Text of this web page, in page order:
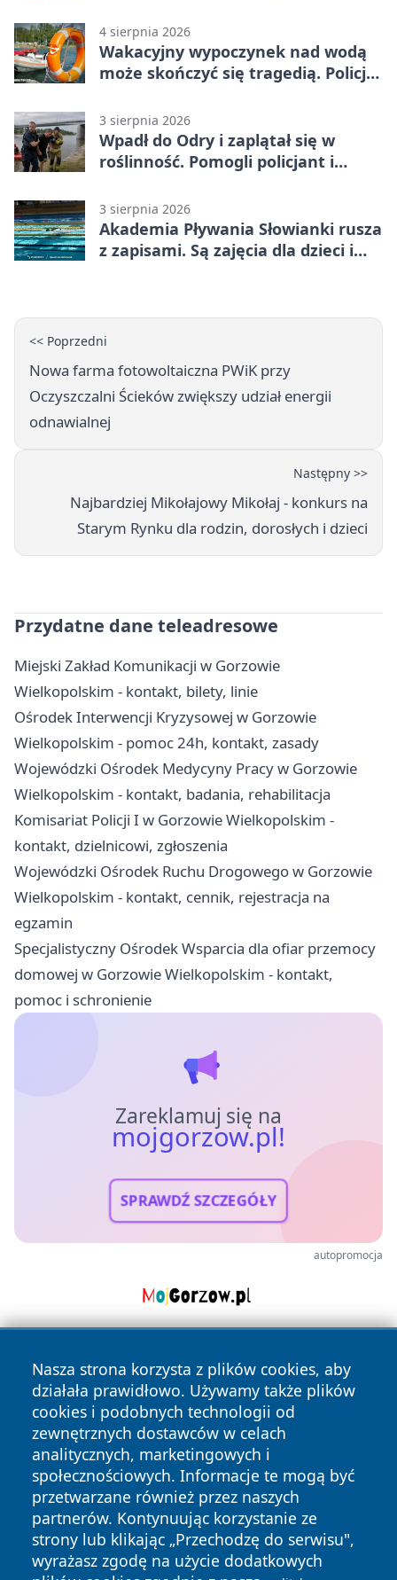
4 sierpnia 2026
Wakacyjny wypoczynek nad wodą
może skończyć się tragedią. Policja
3 sierpnia 2026
Wpadł do Odry i zaplątał się w
roślinność. Pomogli policjant i
3 sierpnia 2026
Akademia Pływania Słowianki rusza
z zapisami. Są zajęcia dla dzieci i
<< Poprzedni
Nowa farma fotowoltaiczna PWiK przy
Oczyszczalni Ścieków zwiększy udział energii
odnawialnej
Następny >>
Najbardziej Mikołajowy Mikołaj - konkurs na
Starym Rynku dla rodzin, dorosłych i dzieci
Przydatne dane teleadresowe
Miejski Zakład Komunikacji w Gorzowie
Wielkopolskim - kontakt, bilety, linie
Ośrodek Interwencji Kryzysowej w Gorzowie
Wielkopolskim - pomoc 24h, kontakt, zasady
Wojewódzki Ośrodek Medycyny Pracy w Gorzowie
Wielkopolskim - kontakt, badania, rehabilitacja
Komisariat Policji I w Gorzowie Wielkopolskim -
kontakt, dzielnicowi, zgłoszenia
Wojewódzki Ośrodek Ruchu Drogowego w Gorzowie
Wielkopolskim - kontakt, cennik, rejestracja na
egzamin
Specjalistyczny Ośrodek Wsparcia dla ofiar przemocy
domowej w Gorzowie Wielkopolskim - kontakt,
pomoc i schronienie
Zareklamuj się na
mojgorzow.pl!
SPRAWDŹ SZCZEGÓŁY
autopromocja
Nasza strona korzysta z plików cookies, aby
działała prawidłowo. Używamy także plików
cookies i podobnych technologii od
zewnętrznych dostawców w celach
analitycznych, marketingowych i
społecznościowych. Informacje te mogą być
przetwarzane również przez naszych
partnerów. Kontynuując korzystanie ze
strony lub klikając „Przechodzę do serwisu",
wyrażasz zgodę na użycie dodatkowych
Copyright © 2026 mojgorzow.pl Wszystkie prawa zastrzeżone.
News Autorzy
Polityka
Prywatności
Polityka
Cookies